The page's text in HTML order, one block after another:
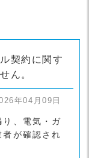
契約に関す
ん。
年04月09日
、電気・ガ
が確認され